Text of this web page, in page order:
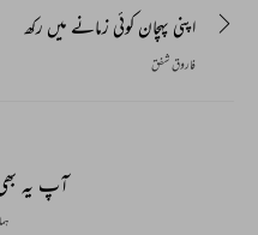
اپنی پہچان کوئی زمانے میں رکھ
فاروق شفق
آپ یہ